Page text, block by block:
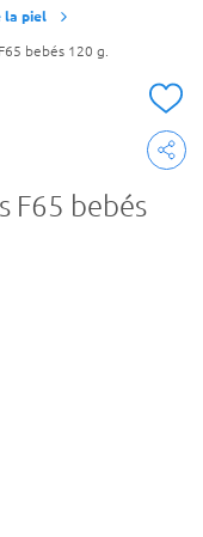
la piel
bebés 120 g.
F65 bebés